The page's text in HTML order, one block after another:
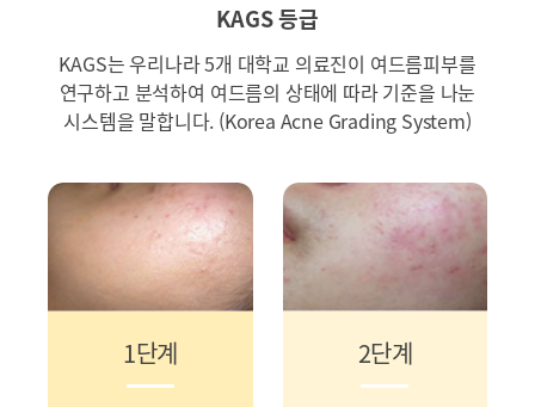
KAGS 등급
KAGS는 우리나라 5개 대학교 의료진이 여드름피부를
연구하고 분석하여 여드름의 상태에 따라 기준을 나눈
시스템을 말합니다. (Korea Acne Grading System)
1단계 2단계